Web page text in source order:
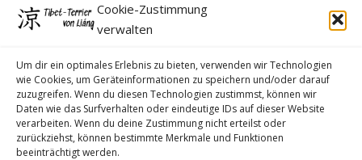
Cookie-Zustimmung
verwalten
Um dir ein optimales Erlebnis zu bieten, verwenden wir Technologien
wie Cookies, um Geräteinformationen zu speichern und/oder darauf
zuzugreifen. Wenn du diesen Technologien zustimmst, können wir
Daten wie das Surfverhalten oder eindeutige IDs auf dieser Website
verarbeiten. Wenn du deine Zustimmung nicht erteilst oder
zurückziehst, können bestimmte Merkmale und Funktionen
beeinträchtigt werden.
Erste Autofahrt